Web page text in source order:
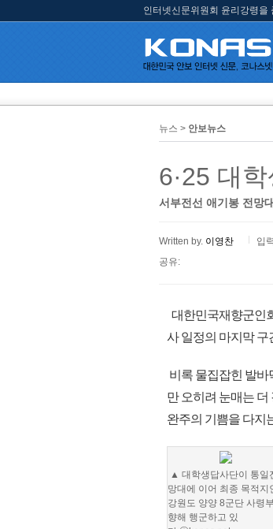
인터넷신문위원회 윤리강령을
뉴스 > 안보뉴스
6·25 대
서부전선 애기봉 전망
Written by. 이영찬
입
공유:
대한민국재향군인
사 일정의 마지막 구
비록 물집잡힌 발바
만 오히려 눈매는
완주의 기쁨을 다지
▲ 대학생답사단이 통일
망대에 이어 최종 목적지
강원도 양양 8군단 사령
향해 행군하고 있